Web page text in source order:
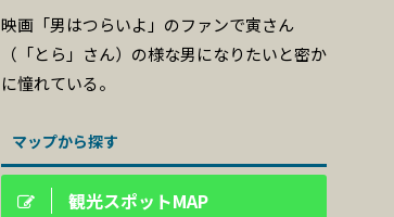
映画「男はつらいよ」のファンで寅さん
（「とら」さん）の様な男になりたいと密か
に憧れている。
マップから探す
観光スポットMAP